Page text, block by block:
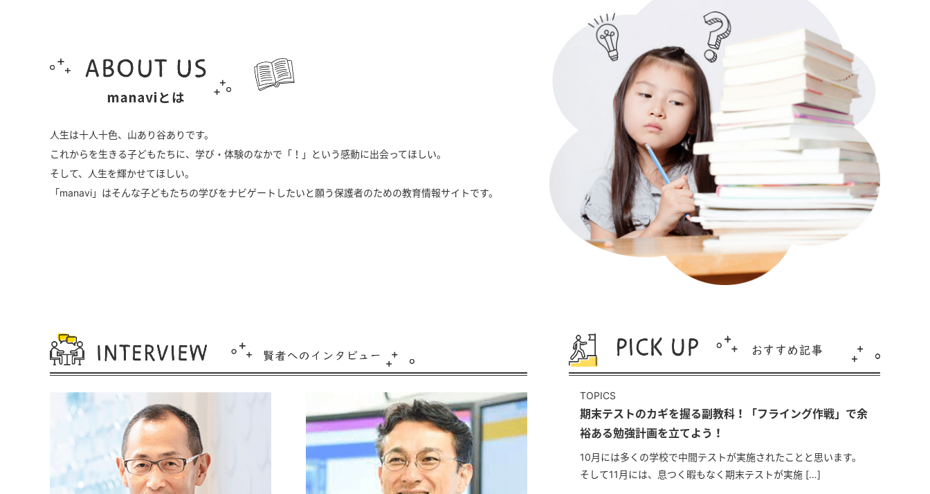
人生は十人十色、山あり谷ありです。
これからを生きる子どもたちに、学び・体験のなかで「！」という感動に出会ってほしい。
そして、人生を輝かせてほしい。
「manavi」はそんな子どもたちの学びをナビゲートしたいと願う保護者のための教育情報サイトです。
TOPICS
期末テストのカギを握る副教科！「フライング作戦」で余
裕ある勉強計画を立てよう！
10月には多くの学校で中間テストが実施されたことと思います。
そして11月には、息つく暇もなく期末テストが実施 […]